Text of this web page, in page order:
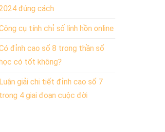
đúng cách
cụ tính chỉ số linh hồn online
đỉnh cao số 8 trong thần số
có tốt không?
Luận giải chi tiết đỉnh cao số 7
trong 4 giai đoạn cuộc đời